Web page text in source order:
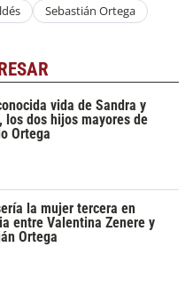
Sebastián Ortega
vida de Sandra y
los dos hijos mayores de
Ortega
la mujer tercera en
entre Valentina Zenere y
Ortega